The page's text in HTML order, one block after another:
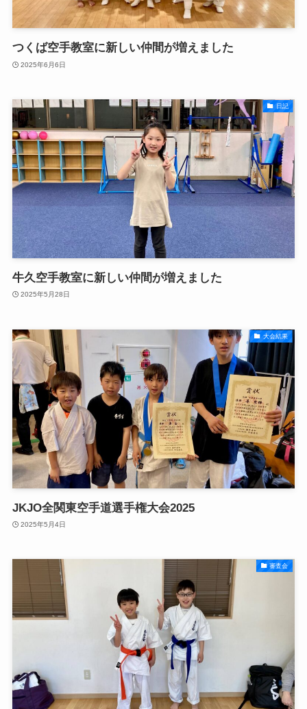
つくば空手教室に新しい仲間が増えました
2025年6月6日
日記
牛久空手教室に新しい仲間が増えました
2025年5月28日
大会結果
JKJO全関東空手道選手権大会2025
2025年5月4日
審査会